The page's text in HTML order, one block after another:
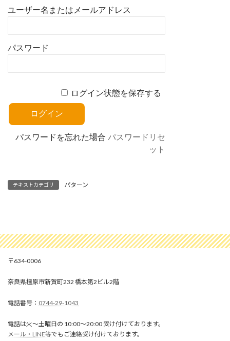
ユーザー名またはメールアドレス
パスワード
ログイン状態を保存する
パスワードを忘れた場合パスワードリセ
ット
テキストカテゴリ パターン
634-0006
奈良県橿原市新賀町232 橋本第2ビル2階
0744-29-1043
電話は火～土曜日の 10:00～20:00 受け付けております。
メール・LINE等でもご連絡受け付けております。